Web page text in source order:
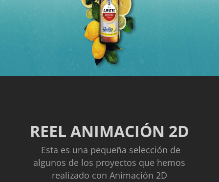
REEL ANIMACIÓN 2D
Esta es una pequeña selección de
algunos de los proyectos que hemos
realizado con Animación 2D